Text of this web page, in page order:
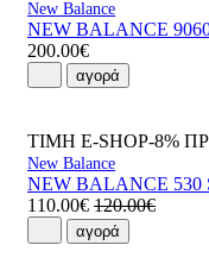
New Balance
NEW BALANCE 9060
200.00€
αγορά
ΤΙΜΗ E-SHOP-8%
New Balance
NEW BALANCE 530
110.00€ 120.00€
αγορά